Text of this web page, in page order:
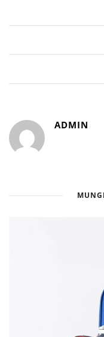
ADMIN